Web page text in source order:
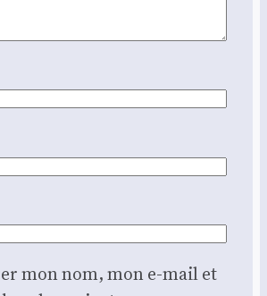
mon nom, mon e-mail et